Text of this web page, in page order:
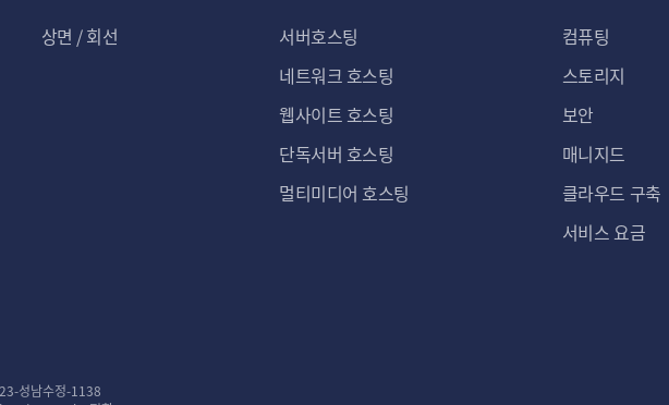
상면 / 회선
서버호스팅
네트워크 호스팅
웹사이트 호스팅
단독서버 호스팅
멀티미디어 호스팅
컴퓨팅
스토리지
보안
매니지드
클라우드 구축
서비스 요금
성남수정-1138